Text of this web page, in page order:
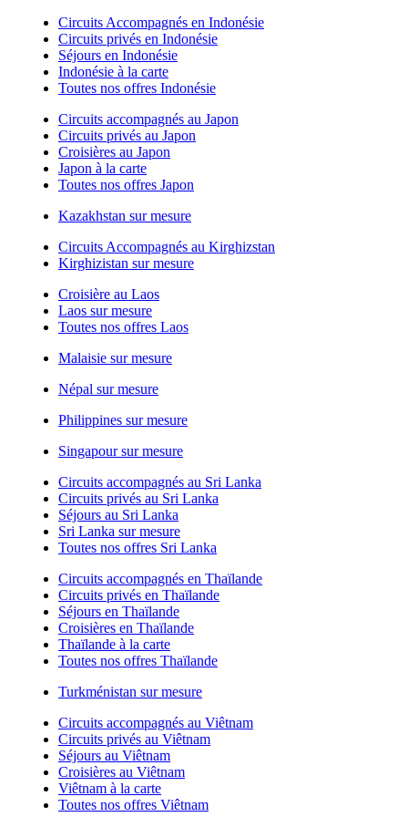
Circuits Accompagnés en Indonésie
Circuits privés en Indonésie
Séjours en Indonésie
Indonésie à la carte
Toutes nos offres Indonésie
Circuits accompagnés au Japon
Circuits privés au Japon
Croisières au Japon
Japon à la carte
Toutes nos offres Japon
Kazakhstan sur mesure
Circuits Accompagnés au Kirghizstan
Kirghizistan sur mesure
Croisière au Laos
Laos sur mesure
Toutes nos offres Laos
Malaisie sur mesure
Népal sur mesure
Philippines sur mesure
Singapour sur mesure
Circuits accompagnés au Sri Lanka
Circuits privés au Sri Lanka
Séjours au Sri Lanka
Sri Lanka sur mesure
Toutes nos offres Sri Lanka
Circuits accompagnés en Thaïlande
Circuits privés en Thaïlande
Séjours en Thaïlande
Croisières en Thaïlande
Thaïlande à la carte
Toutes nos offres Thaïlande
Turkménistan sur mesure
Circuits accompagnés au Viêtnam
Circuits privés au Viêtnam
Séjours au Viêtnam
Croisières au Viêtnam
Viêtnam à la carte
Toutes nos offres Viêtnam